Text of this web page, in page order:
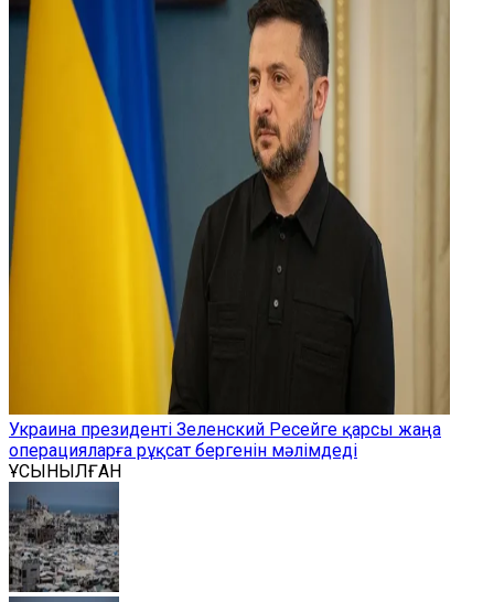
Украина президенті Зеленский Ресейге қарсы жаңа
операцияларға рұқсат бергенін мәлімдеді
ҰСЫНЫЛҒАН